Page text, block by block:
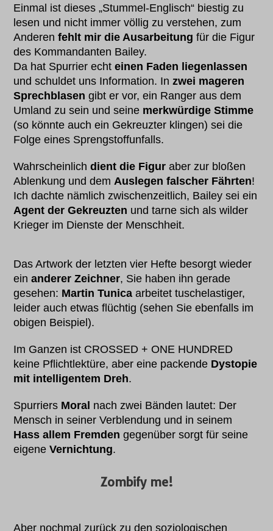
Einmal ist dieses „Stummel-Englisch“ biestig zu
lesen und nicht immer völlig zu verstehen, zum
Anderenfehlt mir die Ausarbeitung für die Figur
des Kommandanten Bailey.
Da hat Spurrier echteinen Faden liegenlassen
und schuldet uns Information. Inzwei mageren
Sprechblasen gibt er vor, ein Ranger aus dem
Umland zu sein und seine merkwürdige Stimme
(so könnte auch ein Gekreuzter klingen) sei die
Folge eines Sprengstoffunfalls.
Wahrscheinlichdient die Figur aber zur bloßen
Ablenkung und demAuslegen falscher Fährten!
Ich dachte nämlich zwischenzeitlich, Bailey sei ein
Agent der Gekreuzten und tarne sich als wilder
Krieger im Dienste der Menschheit.
Das Artwork der letzten vier Hefte besorgt wieder
einanderer Zeichner, Sie haben ihn gerade
gesehen: Martin Tunica arbeitet tuschelastiger,
leider auch etwas flüchtig (sehen Sie ebenfalls im
obigen Beispiel).
Im Ganzen ist CROSSED + ONE HUNDRED
keine Pflichtlektüre, aber eine packende Dystopie
mit intelligentem Dreh.
Spurriers Moral nach zwei Bänden lautet: Der
Mensch in seiner Verblendung und in seinem
Hass allem Fremden gegenüber sorgt für seine
eigeneVernichtung.
Zombify me!
Aber nochmal zurück zu den soziologischen